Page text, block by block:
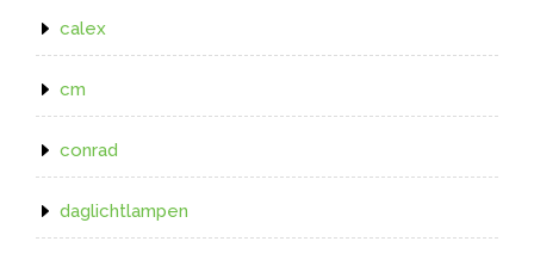
calex
cm
conrad
daglichtlampen